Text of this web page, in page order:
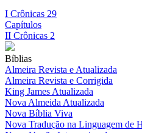
I Crônicas 29
Capítulos
II Crônicas 2
Bíblias
Almeira Revista e Atualizada
Almeira Revista e Corrigida
King James Atualizada
Nova Almeida Atualizada
Nova Bíblia Viva
Nova Tradução na Linguagem de